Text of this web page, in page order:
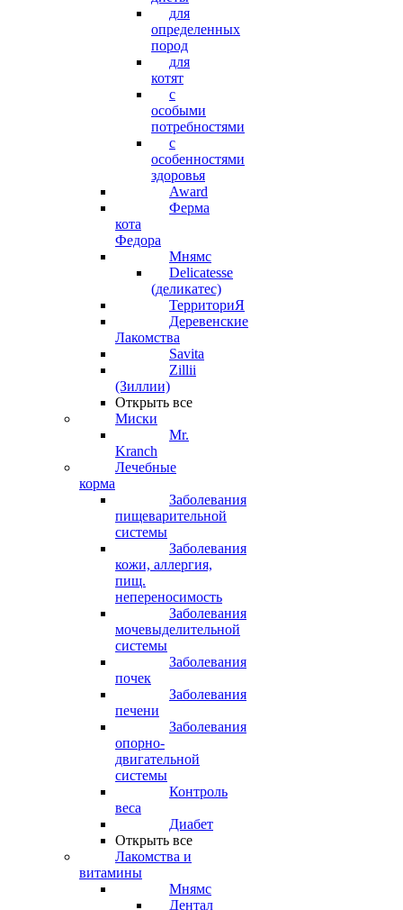
для
определенных
пород
для
котят
с
особыми
потребностями
с
особенностями
здоровья
Award
Ферма
кота
Федора
Мнямс
Delicatesse
(деликатес)
ТерриториЯ
Деревенские
Лакомства
Savita
Zillii
(Зиллии)
Открыть все
Миски
Mr.
Kranch
Лечебные
корма
Заболевания
пищеварительной
системы
Заболевания
кожи, аллергия,
пищ.
непереносимость
Заболевания
мочевыделительной
системы
Заболевания
почек
Заболевания
печени
Заболевания
опорно-
двигательной
системы
Контроль
веса
Диабет
Открыть все
Лакомства и
витамины
Мнямс
Дентал